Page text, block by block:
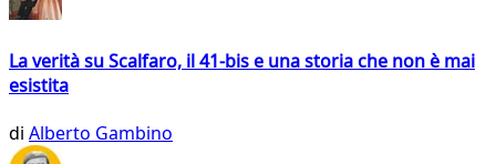
La verità su Scalfaro, il 41-bis e una storia che non è mai
esistita
di Alberto Gambino